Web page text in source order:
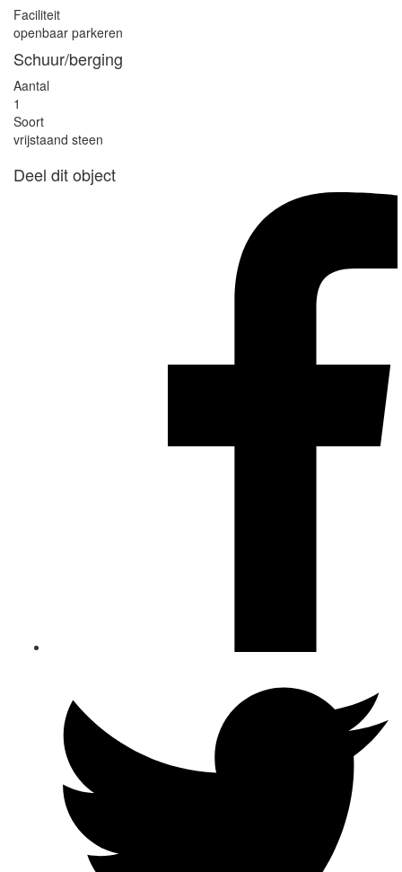
Faciliteit
openbaar parkeren
Schuur/berging
Aantal
1
Soort
vrijstaand steen
Deel dit object